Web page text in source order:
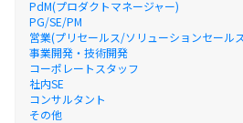
PdM(プロダクトマネージャー)
PG/SE/PM
営業(プリセールス/ソリューションセール
事業開発・技術開発
コーポレートスタッフ
社内SE
コンサルタント
その他